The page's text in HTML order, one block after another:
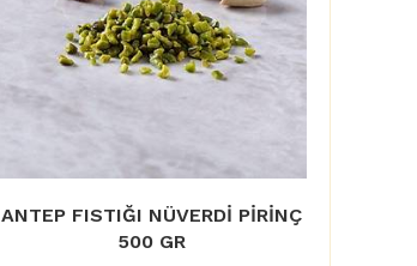
ANTEP FISTIĞI NÜVERDİ PİRİNÇ
500 GR